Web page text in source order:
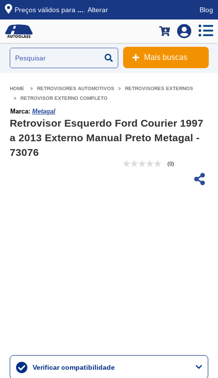
Preços válidos para ... Alterar Blog
Mais buscas
RETROVISORES AUTOMOTIVOS
RETROVISORES EXTERNOS
RETROVISOR EXTERNO COMPLETO
Marca: Metagal
Retrovisor Esquerdo Ford Courier 1997
a 2013 Externo Manual Preto Metagal -
73076
(0)
Verificar compatibilidade